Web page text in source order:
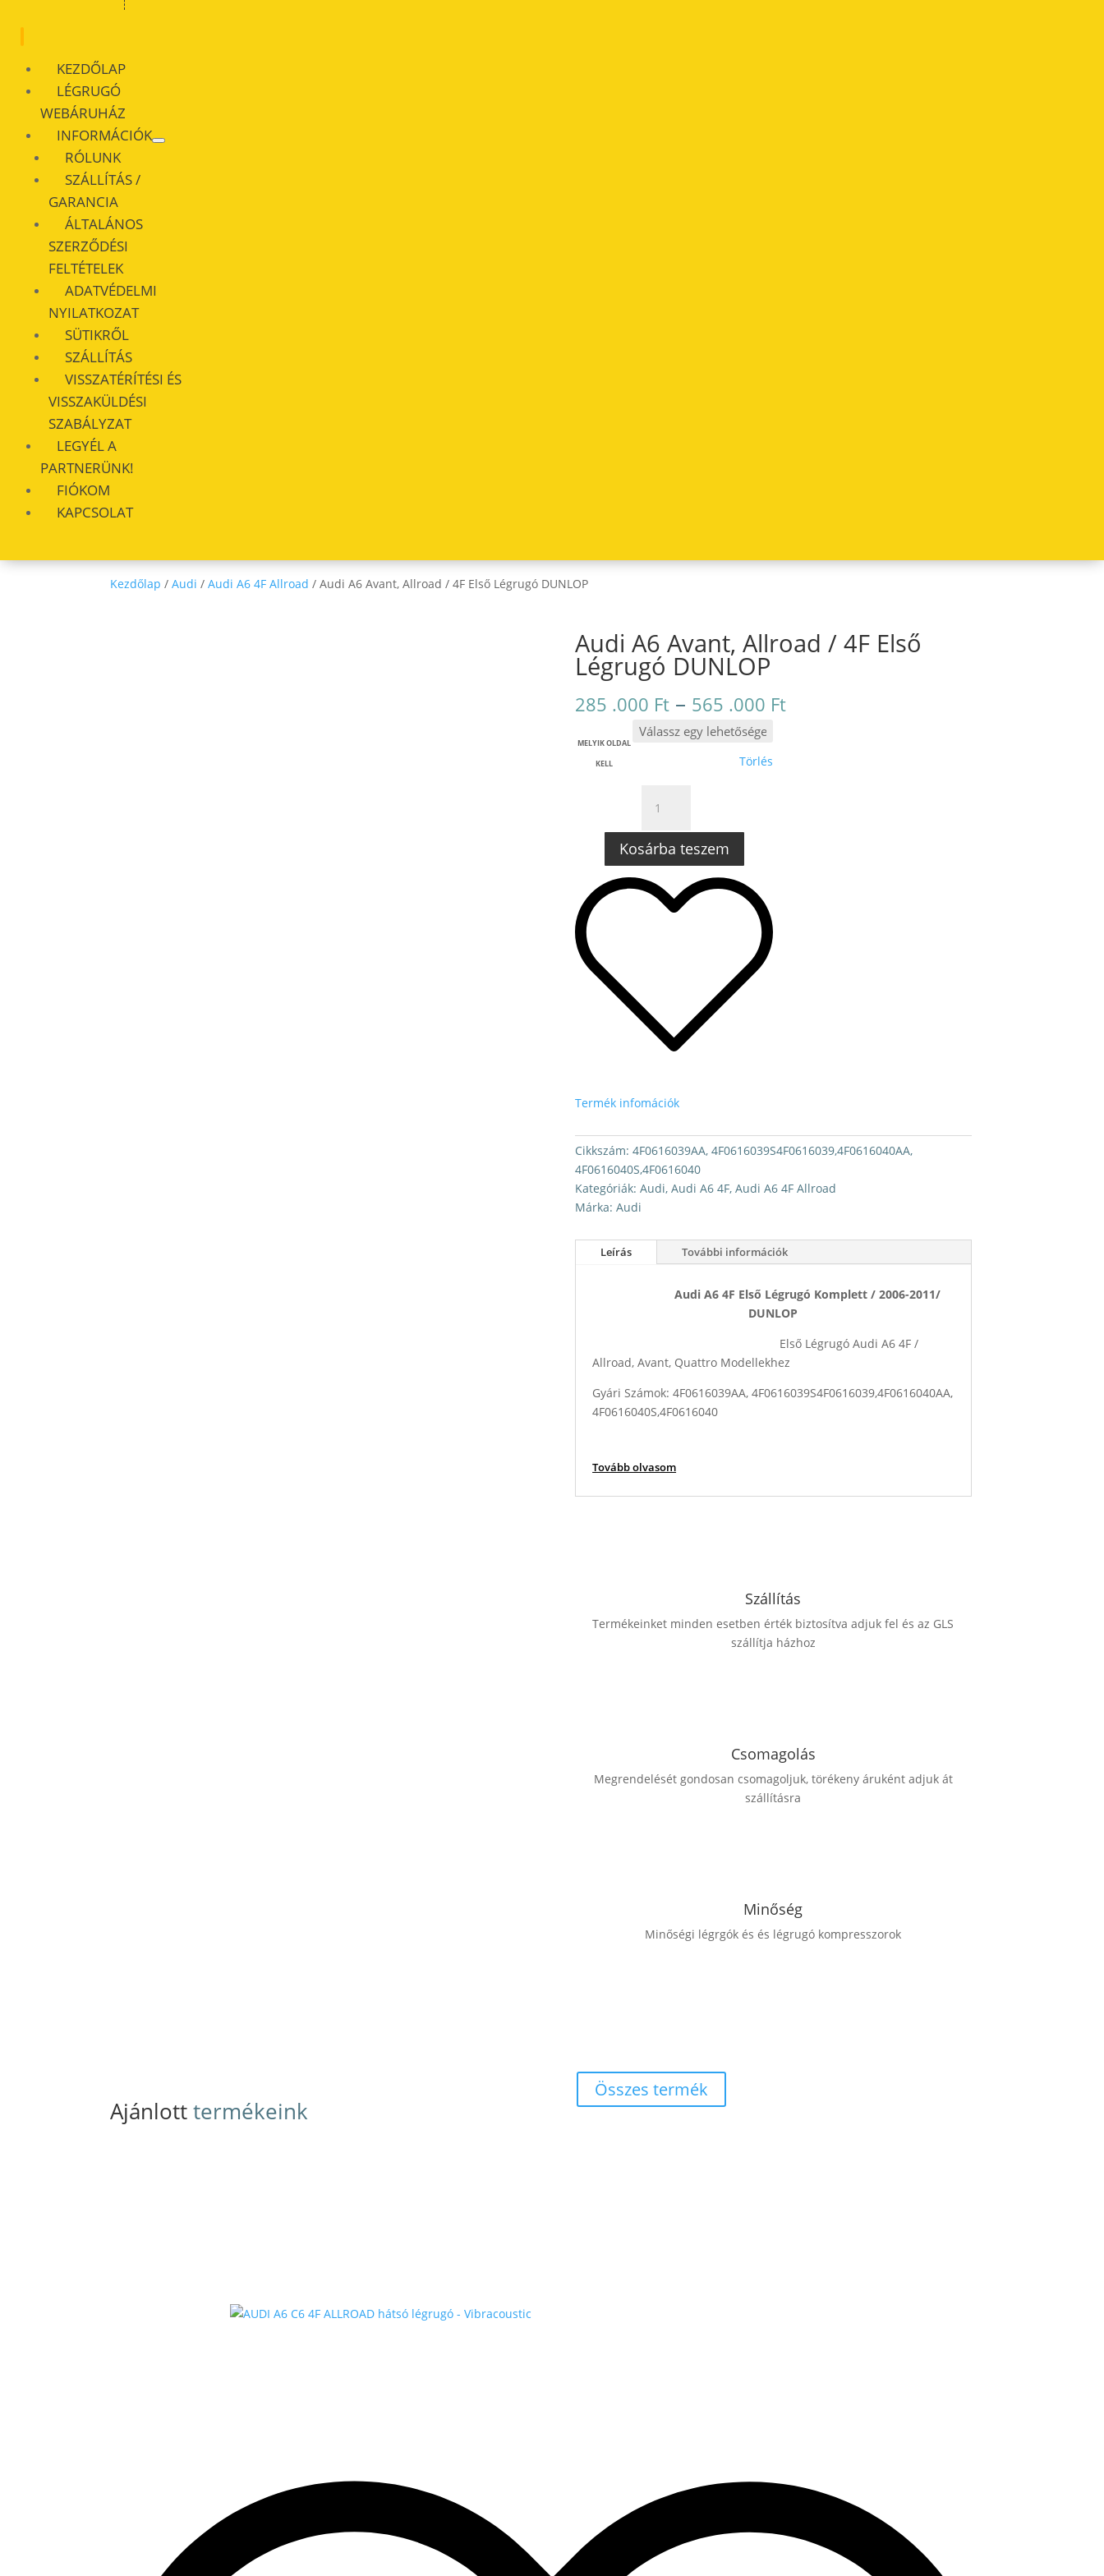
KEZDŐLAP
LÉGRUGÓ
WEBÁRUHÁZ
INFORMÁCIÓK
RÓLUNK
SZÁLLÍTÁS /
GARANCIA
ÁLTALÁNOS
SZERZŐDÉSI
FELTÉTELEK
ADATVÉDELMI
NYILATKOZAT
SÜTIKRŐL
SZÁLLÍTÁS
VISSZATÉRÍTÉSI ÉS
VISSZAKÜLDÉSI
SZABÁLYZAT
LEGYÉL A
PARTNERÜNK!
FIÓKOM
KAPCSOLAT
Kezdőlap /Audi /Audi A6 4F Allroad / Audi A6 Avant, Allroad / 4F Első Légrugó DUNLOP
Audi A6 Avant, Allroad / 4F Első
Légrugó DUNLOP
285 .000 Ft – 565 .000 FtÁrtartomány:
285
MELYIK OLDAL
KELL
Törlés
AVANT,
ALLROAD
/
4F
Kosárba teszem
Termék infomációk
Cikkszám:4F0616039AA, 4F0616039S4F0616039,4F0616040AA,
4F0616040S,4F0616040
Kategóriák:Audi,Audi A6 4F,Audi A6 4F Allroad
Márka:Audi
Leírás További információk
Audi A6 4F Első Légrugó Komplett / 2006-2011/
DUNLOP
Első Légrugó Audi A6 4F /
Allroad, Avant, Quattro Modellekhez
Gyári Számok: 4F0616039AA, 4F0616039S4F0616039,4F0616040AA,
4F0616040S,4F0616040
Tovább olvasom
Szállítás
Termékeinket minden esetben érték biztosítva adjuk fel és az GLS
szállítja házhoz
Csomagolás
Megrendelését gondosan csomagoljuk, törékeny áruként adjuk át
szállításra
Minőség
Minőségi légrgók és és légrugó kompresszorok
Ajánlotttermékeink
Összes termék